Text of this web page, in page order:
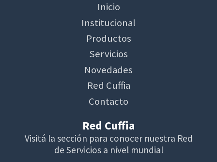
Inicio
Institucional
Productos
Servicios
Novedades
Red Cuffia
Contacto
Red Cuffia
Visitá la sección para conocer nuestra Red
de Servicios a nivel mundial